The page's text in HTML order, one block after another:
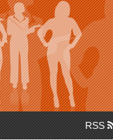
RSS